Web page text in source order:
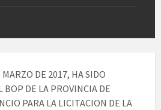
DE 2017, HA SIDO
BOP DE LA PROVINCIA DE
PARA LA LICITACION DE LA